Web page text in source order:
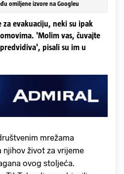
omiljene izvore na Googleu
evakuaciju, neki su ipak
'Molim vas, čuvajte
pisali su im u
mrežama
život za vrijeme
ovog stoljeća.